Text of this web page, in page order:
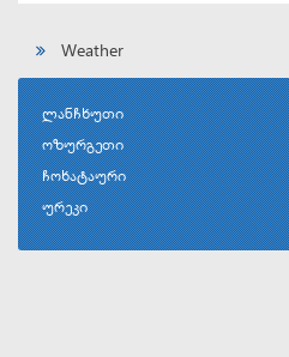
Weather
ლანჩხუთი
ოზურგეთი
ჩოხატაური
ურეკი